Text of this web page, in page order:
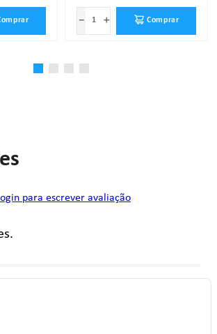
＋
－ Comprar
para escrever avaliação